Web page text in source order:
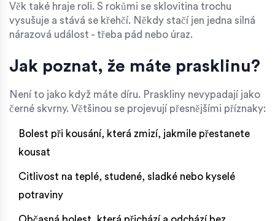
Věk také hraje roli. S rokůmi se sklovitina trochu
vysušuje a stává se křehčí. Někdy stačí jen jedna silná
nárazová událost - třeba pád nebo úraz.
Jak poznat, že máte prasklinu?
Není to jako když máte díru. Praskliny nevypadají jako
černé skvrny. Většinou se projevují přesnějšími příznaky:
Bolest při kousání, která zmizí, jakmile přestanete
kousat
Citlivost na teplé, studené, sladké nebo kyselé
potraviny